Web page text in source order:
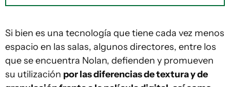
Si bien es una tecnología que tiene cada vez menos
espacio en las salas, algunos directores, entre los
que se encuentra Nolan, defienden y promueven
su utilización por las diferencias de textura y de